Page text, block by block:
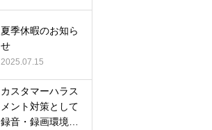
夏季休暇のお知ら
せ
2025.07.15
カスタマーハラス
メント対策として
録音・録画環境の